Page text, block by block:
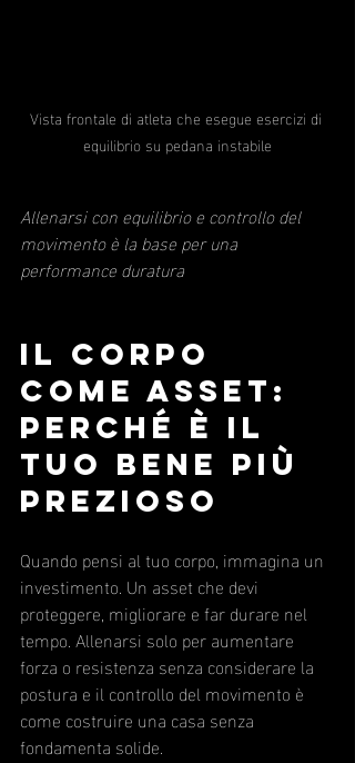
Vista frontale di atleta che esegue esercizi di
equilibrio su pedana instabile
Allenarsi con equilibrio e controllo del
movimento è la base per una
performance duratura
Il corpo
come asset:
perché è il
tuo bene più
prezioso
Quando pensi al tuo corpo, immagina un
investimento. Un asset che devi
proteggere, migliorare e far durare nel
tempo. Allenarsi solo per aumentare
forza o resistenza senza considerare la
postura e il controllo del movimento è
come costruire una casa senza
fondamenta solide.